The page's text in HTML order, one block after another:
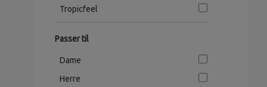
Tropicfeel
Passer til
Dame
Herre